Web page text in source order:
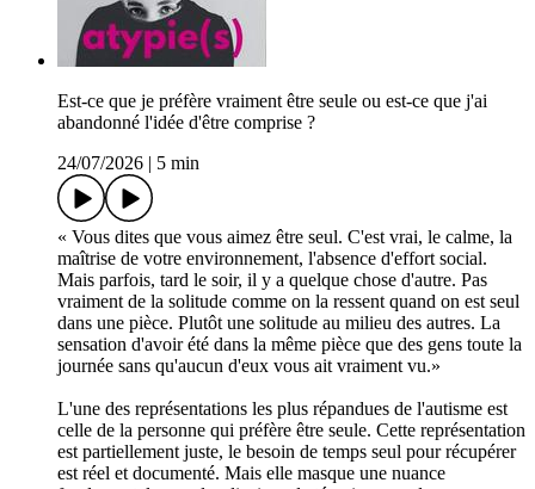
Est-ce que je préfère vraiment être seule ou est-ce que j'ai
abandonné l'idée d'être comprise ?
24/07/2026
5 min
« Vous dites que vous aimez être seul. C'est vrai, le calme, la
maîtrise de votre environnement, l'absence d'effort social.
Mais parfois, tard le soir, il y a quelque chose d'autre. Pas
vraiment de la solitude comme on la ressent quand on est seul
dans une pièce. Plutôt une solitude au milieu des autres. La
sensation d'avoir été dans la même pièce que des gens toute la
journée sans qu'aucun d'eux vous ait vraiment vu.»
L'une des représentations les plus répandues de l'autisme est
celle de la personne qui préfère être seule. Cette représentation
est partiellement juste, le besoin de temps seul pour récupérer
est réel et documenté. Mais elle masque une nuance